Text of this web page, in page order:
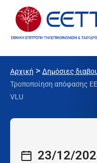
Αρχική > Δημόσιες
Τροποποίηση απόφασης
VLU
23/12/